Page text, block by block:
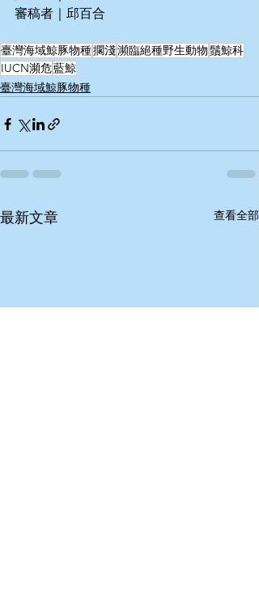
審稿者｜邱百合
臺灣海域鯨豚物種擱淺瀕臨絕種野生動物鬚鯨科
IUCN瀕危藍鯨
臺灣海域鯨豚物種
最新文章 查看全部